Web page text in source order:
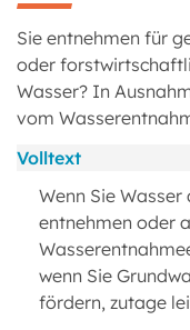
Sie entnehmen für
oder
Wasser? In
vom
Volltext
Wenn Sie
entnehmen oder
wenn Sie
fördern, zutage